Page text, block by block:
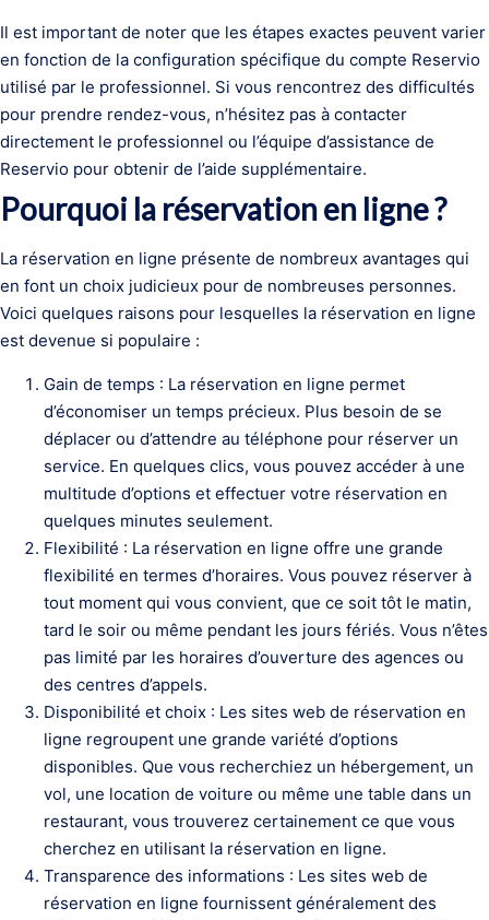
Il est important de noter que les étapes exactes peuvent varier
en fonction de la configuration spécifique du compte Reservio
utilisé par le professionnel. Si vous rencontrez des difficultés
pour prendre rendez-vous, n’hésitez pas à contacter
directement le professionnel ou l’équipe d’assistance de
Reservio pour obtenir de l’aide supplémentaire.
Pourquoi la réservation en ligne ?
La réservation en ligne présente de nombreux avantages qui
en font un choix judicieux pour de nombreuses personnes.
Voici quelques raisons pour lesquelles la réservation en ligne
est devenue si populaire :
Gain de temps : La réservation en ligne permet
d’économiser un temps précieux. Plus besoin de se
déplacer ou d’attendre au téléphone pour réserver un
service. En quelques clics, vous pouvez accéder à une
multitude d’options et effectuer votre réservation en
quelques minutes seulement.
Flexibilité : La réservation en ligne offre une grande
flexibilité en termes d’horaires. Vous pouvez réserver à
tout moment qui vous convient, que ce soit tôt le matin,
tard le soir ou même pendant les jours fériés. Vous n’êtes
pas limité par les horaires d’ouverture des agences ou
des centres d’appels.
Disponibilité et choix : Les sites web de réservation en
ligne regroupent une grande variété d’options
disponibles. Que vous recherchiez un hébergement, un
vol, une location de voiture ou même une table dans un
restaurant, vous trouverez certainement ce que vous
cherchez en utilisant la réservation en ligne.
Transparence des informations : Les sites web de
réservation en ligne fournissent généralement des